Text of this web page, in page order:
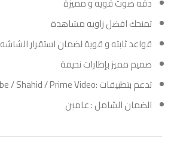
تمنحك افضل زاويه مشاهدة
قواعد ثابته و قوية لضمان استقرار الشاشه
صميم مميز بإطارات نحيفة
تدعم بتطبيقات :Netflix / Youtube / Shahid / Prime Video)
الضمان الشامل : عامين